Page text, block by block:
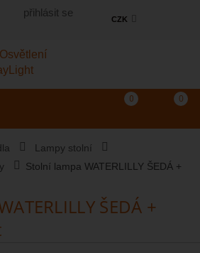
přihlásit se
CZK
Košík 0
(prázdný)
0
Porovnání produktů
Lampy stolní
Stolní lampa WATERLILLY ŠEDÁ +
ŠEDÁ +